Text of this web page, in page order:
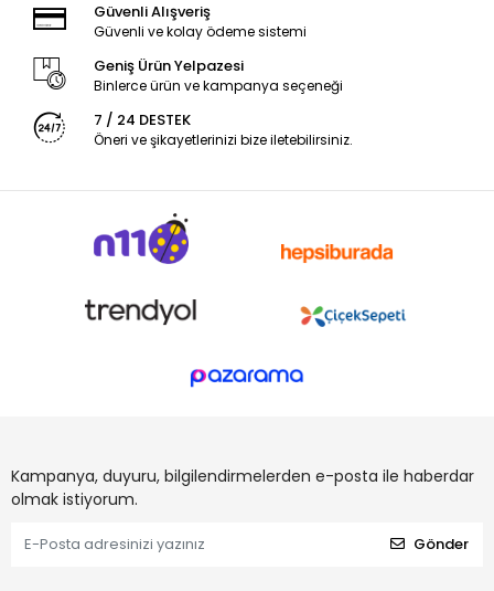
Güvenli Alışveriş
Güvenli ve kolay ödeme sistemi
Geniş Ürün Yelpazesi
Binlerce ürün ve kampanya seçeneği
7 / 24 DESTEK
Öneri ve şikayetlerinizi bize iletebilirsiniz.
Kampanya, duyuru, bilgilendirmelerden e-posta ile haberdar
olmak istiyorum.
Gönder